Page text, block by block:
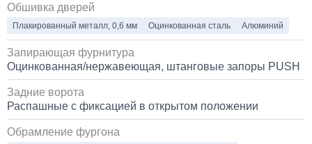
45 000
Обшивка дверей
Плакированный металл, 0,6 мм Оцинкованная сталь Алюминий
Запирающая фурнитура
Оцинкованная/нержавеющая, штанговые запоры PUSH
Задние ворота
Распашные с фиксацией в открытом положении
Обрамление фургона